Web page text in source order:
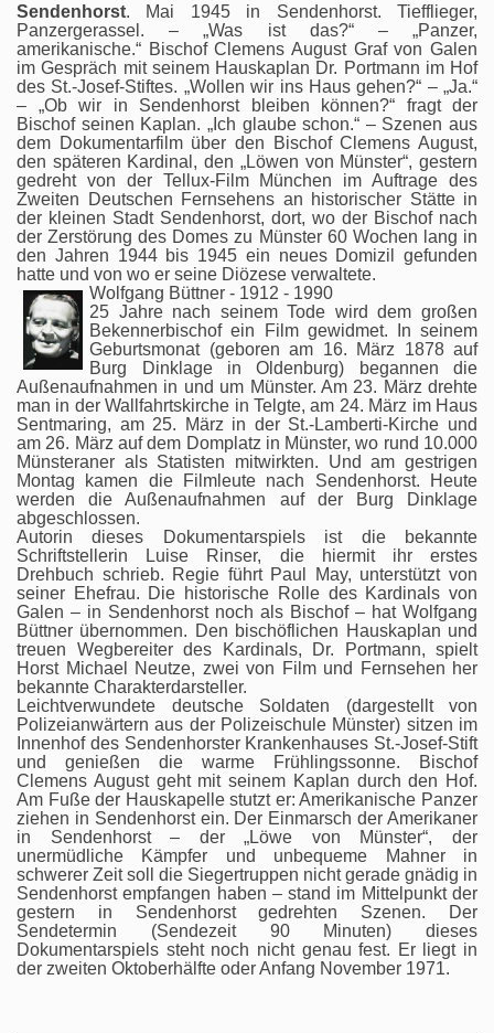
Sendenhorst. Mai 1945 in Sendenhorst. Tiefflieger,
Panzergerassel. – „Was ist das?“ – „Panzer,
amerikanische.“ Bischof Clemens August Graf von Galen
im Gespräch mit seinem Hauskaplan Dr. Portmann im Hof
des St.-Josef-Stiftes. „Wollen wir ins Haus gehen?“ – „Ja.“
– „Ob wir in Sendenhorst bleiben können?“ fragt der
Bischof seinen Kaplan. „Ich glaube schon.“ – Szenen aus
dem Dokumentarfilm über den Bischof Clemens August,
den späteren Kardinal, den „Löwen von Münster“, gestern
gedreht von der Tellux-Film München im Auftrage des
Zweiten Deutschen Fernsehens an historischer Stätte in
der kleinen Stadt Sendenhorst, dort, wo der Bischof nach
der Zerstörung des Domes zu Münster 60 Wochen lang in
den Jahren 1944 bis 1945 ein neues Domizil gefunden
hatte und von wo er seine Diözese verwaltete.
Wolfgang Büttner - 1912 - 1990
25 Jahre nach seinem Tode wird dem großen
Bekennerbischof ein Film gewidmet. In seinem
Geburtsmonat (geboren am 16. März 1878 auf
Burg Dinklage in Oldenburg) begannen die
Außenaufnahmen in und um Münster. Am 23. März drehte
man in der Wallfahrtskirche in Telgte, am 24. März im Haus
Sentmaring, am 25. März in der St.-Lamberti-Kirche und
am 26. März auf dem Domplatz in Münster, wo rund 10.000
Münsteraner als Statisten mitwirkten. Und am gestrigen
Montag kamen die Filmleute nach Sendenhorst. Heute
werden die Außenaufnahmen auf der Burg Dinklage
abgeschlossen.
Autorin dieses Dokumentarspiels ist die bekannte
Schriftstellerin Luise Rinser, die hiermit ihr erstes
Drehbuch schrieb. Regie führt Paul May, unterstützt von
seiner Ehefrau. Die historische Rolle des Kardinals von
Galen – in Sendenhorst noch als Bischof – hat Wolfgang
Büttner übernommen. Den bischöflichen Hauskaplan und
treuen Wegbereiter des Kardinals, Dr. Portmann, spielt
Horst Michael Neutze, zwei von Film und Fernsehen her
bekannte Charakterdarsteller.
Leichtverwundete deutsche Soldaten (dargestellt von
Polizeianwärtern aus der Polizeischule Münster) sitzen im
Innenhof des Sendenhorster Krankenhauses St.-Josef-Stift
und genießen die warme Frühlingssonne. Bischof
Clemens August geht mit seinem Kaplan durch den Hof.
Am Fuße der Hauskapelle stutzt er: Amerikanische Panzer
ziehen in Sendenhorst ein. Der Einmarsch der Amerikaner
in Sendenhorst – der „Löwe von Münster“, der
unermüdliche Kämpfer und unbequeme Mahner in
schwerer Zeit soll die Siegertruppen nicht gerade gnädig in
Sendenhorst empfangen haben – stand im Mittelpunkt der
gestern in Sendenhorst gedrehten Szenen. Der
Sendetermin (Sendezeit 90 Minuten) dieses
Dokumentarspiels steht noch nicht genau fest. Er liegt in
der zweiten Oktoberhälfte oder Anfang November 1971.